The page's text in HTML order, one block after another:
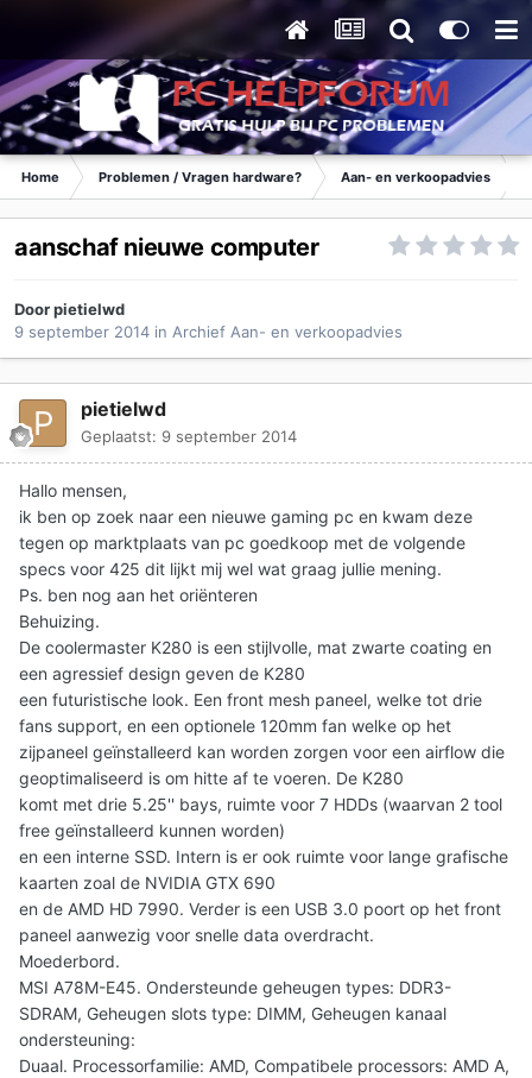
Home Problemen / Vragen hardware? Aan- en verkoopadvies
aanschaf nieuwe computer
Doorpietielwd
9 september 2014 in Archief Aan- en verkoopadvies
pietielwd
Geplaatst: 9 september 2014
Hallo mensen,
ik ben op zoek naar een nieuwe gaming pc en kwam deze
tegen op marktplaats van pc goedkoop met de volgende
specs voor 425 dit lijkt mij wel wat graag jullie mening.
Ps. ben nog aan het oriënteren
Behuizing.
De coolermaster K280 is een stijlvolle, mat zwarte coating en
een agressief design geven de K280
een futuristische look. Een front mesh paneel, welke tot drie
fans support, en een optionele 120mm fan welke op het
zijpaneel geïnstalleerd kan worden zorgen voor een airflow die
geoptimaliseerd is om hitte af te voeren. De K280
komt met drie 5.25'' bays, ruimte voor 7 HDDs (waarvan 2 tool
free geïnstalleerd kunnen worden)
en een interne SSD. Intern is er ook ruimte voor lange grafische
kaarten zoal de NVIDIA GTX 690
en de AMD HD 7990. Verder is een USB 3.0 poort op het front
paneel aanwezig voor snelle data overdracht.
Moederbord.
MSI A78M-E45. Ondersteunde geheugen types: DDR3-
SDRAM, Geheugen slots type: DIMM, Geheugen kanaal
ondersteuning:
Duaal. Processorfamilie: AMD, Compatibele processors: AMD A,